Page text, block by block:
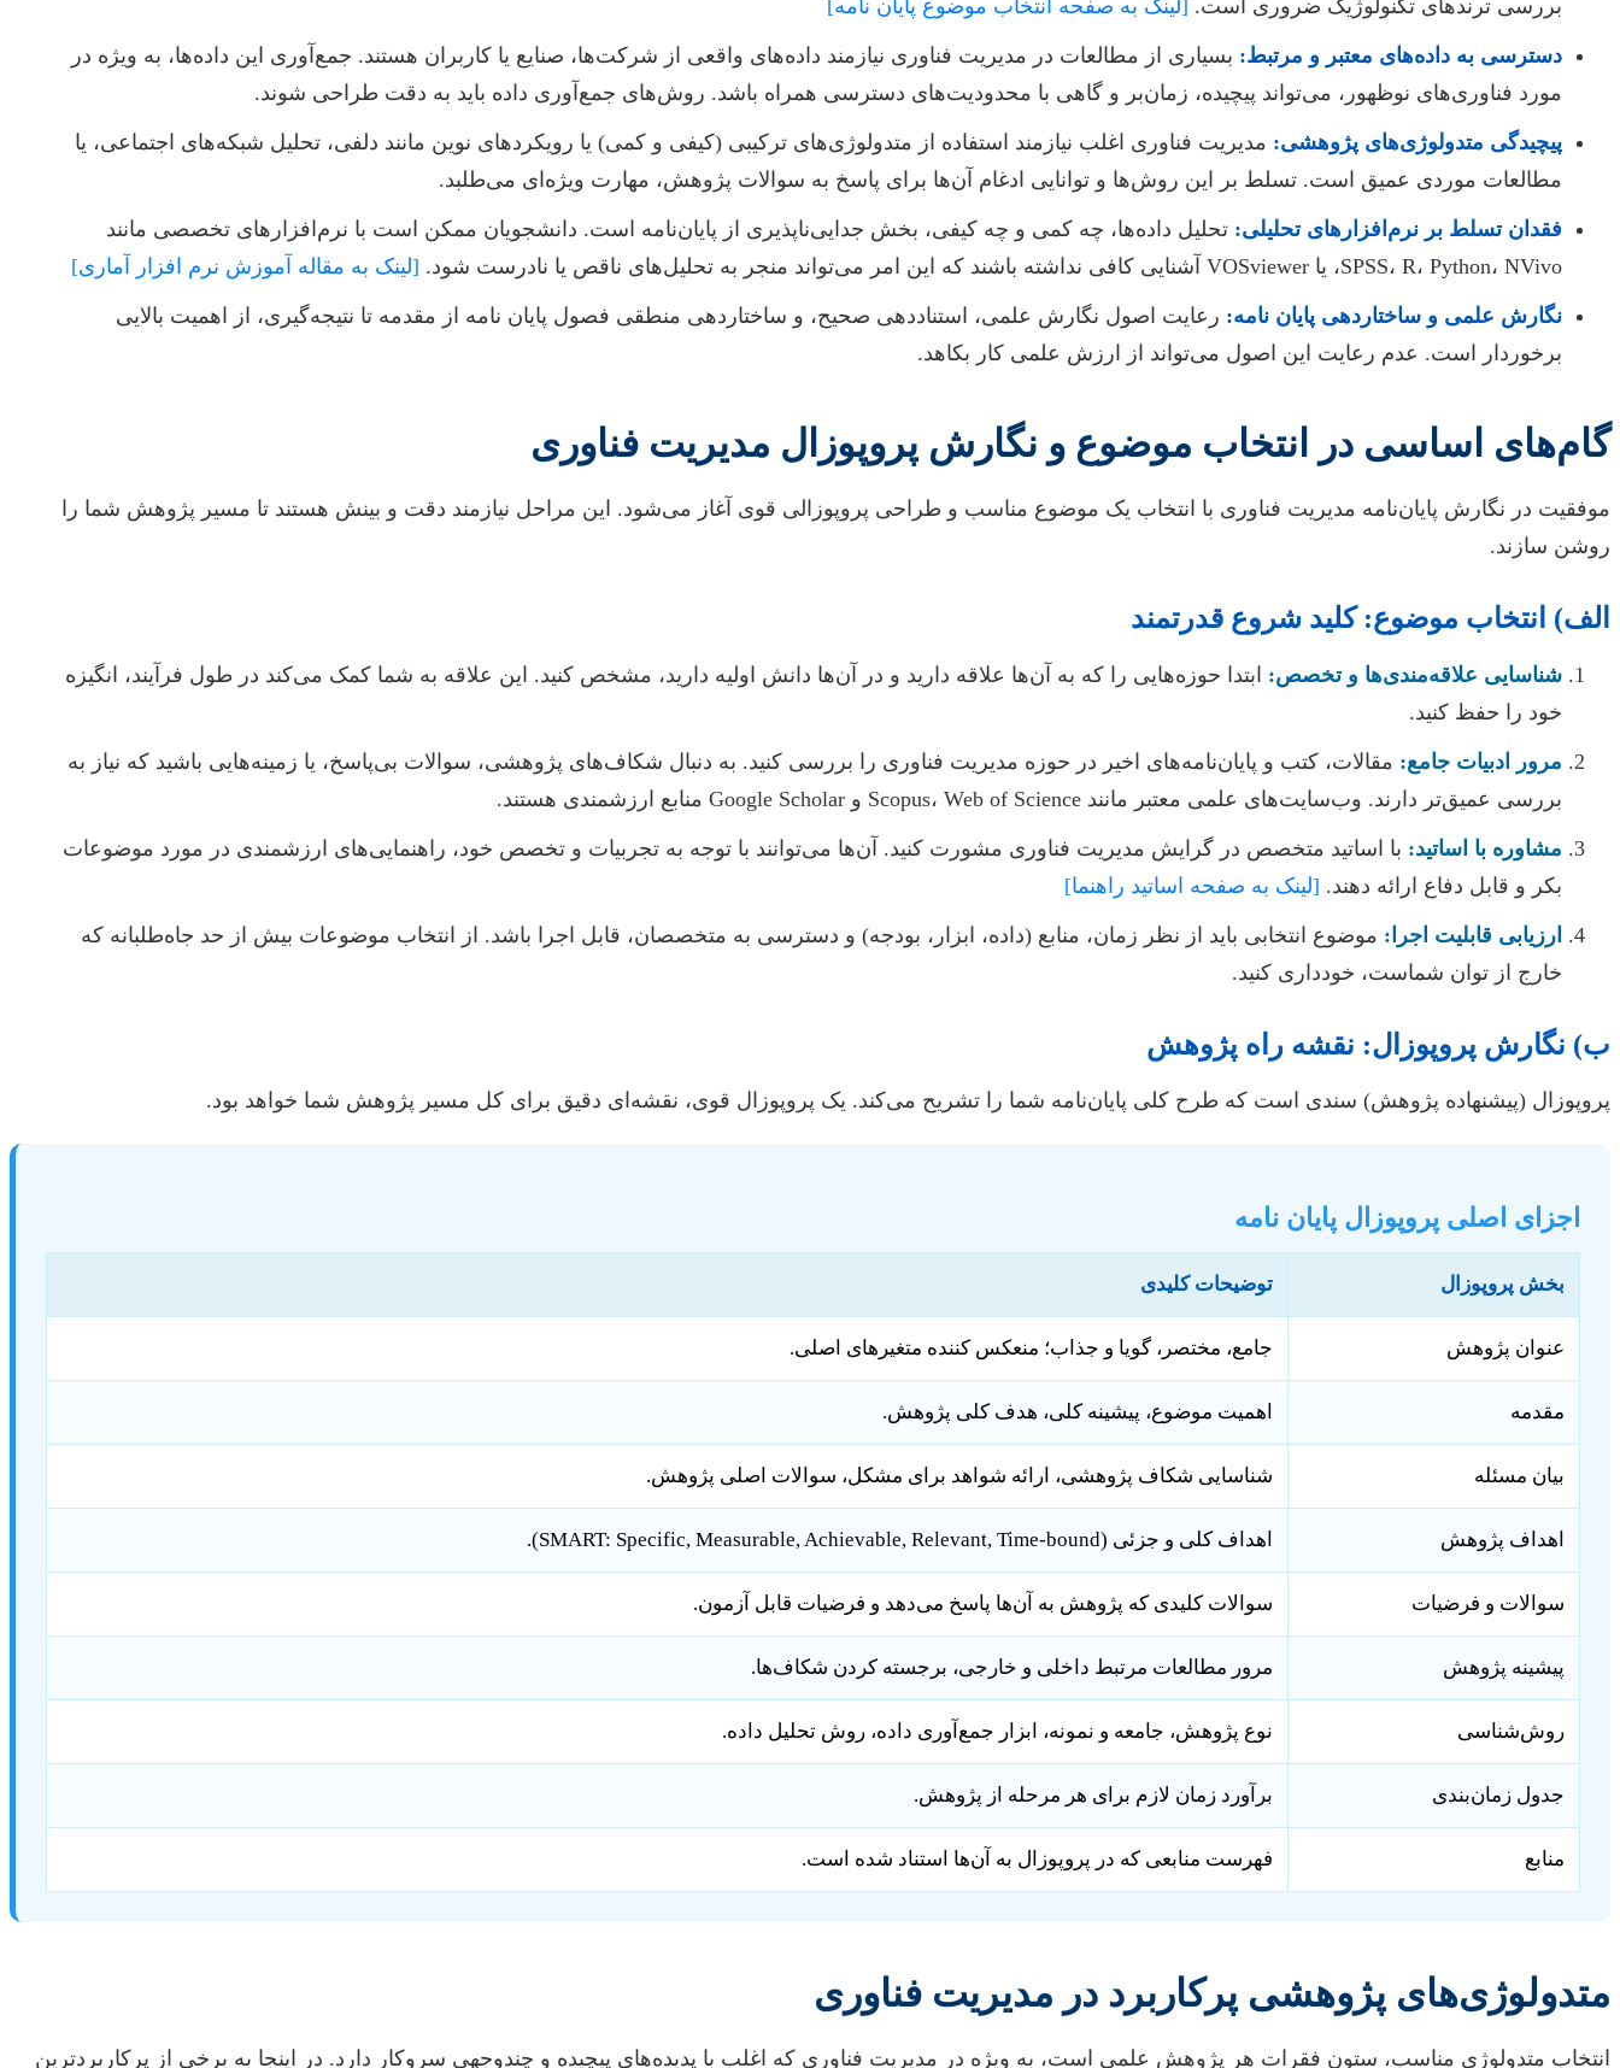
بررسی ترندهای تکنولوژیک ضروری است. [لینک به صفحه انتخاب موضوع پایان نامه]
دسترسی به داده‌های معتبر و مرتبط: بسیاری از مطالعات در مدیریت فناوری نیازمند داده‌های واقعی از شرکت‌ها، صنایع یا کاربران هستند. جمع‌آوری این داده‌ها، به ویژه در
مورد فناوری‌های نوظهور، می‌تواند پیچیده، زمان‌بر و گاهی با محدودیت‌های دسترسی همراه باشد. روش‌های جمع‌آوری داده باید به دقت طراحی شوند.
پیچیدگی متدولوژی‌های پژوهشی: مدیریت فناوری اغلب نیازمند استفاده از متدولوژی‌های ترکیبی (کیفی و کمی) یا رویکردهای نوین مانند دلفی، تحلیل شبکه‌های اجتماعی، یا
مطالعات موردی عمیق است. تسلط بر این روش‌ها و توانایی ادغام آن‌ها برای پاسخ به سوالات پژوهش، مهارت ویژه‌ای می‌طلبد.
فقدان تسلط بر نرم‌افزارهای تحلیلی: تحلیل داده‌ها، چه کمی و چه کیفی، بخش جدایی‌ناپذیری از پایان‌نامه است. دانشجویان ممکن است با نرم‌افزارهای تخصصی مانند
SPSS، R، Python، NVivo، یا VOSviewer آشنایی کافی نداشته باشند که این امر می‌تواند منجر به تحلیل‌های ناقص یا نادرست شود.
[لینک به مقاله آموزش نرم افزار آماری]
نگارش علمی و ساختاردهی پایان نامه: رعایت اصول نگارش علمی، استناددهی صحیح، و ساختاردهی منطقی فصول پایان نامه از مقدمه تا نتیجه‌گیری، از اهمیت بالایی
برخوردار است. عدم رعایت این اصول می‌تواند از ارزش علمی کار بکاهد.
گام‌های اساسی در انتخاب موضوع و نگارش پروپوزال مدیریت فناوری
موفقیت در نگارش پایان‌نامه مدیریت فناوری با انتخاب یک موضوع مناسب و طراحی پروپوزالی قوی آغاز می‌شود. این مراحل نیازمند دقت و بینش هستند تا مسیر پژوهش شما را
روشن سازند.
الف) انتخاب موضوع: کلید شروع قدرتمند
شناسایی علاقه‌مندی‌ها و تخصص: ابتدا حوزه‌هایی را که به آن‌ها علاقه دارید و در آن‌ها دانش اولیه دارید، مشخص کنید. این علاقه به شما کمک می‌کند در طول فرآیند، انگیزه
خود را حفظ کنید.
مرور ادبیات جامع: مقالات، کتب و پایان‌نامه‌های اخیر در حوزه مدیریت فناوری را بررسی کنید. به دنبال شکاف‌های پژوهشی، سوالات بی‌پاسخ، یا زمینه‌هایی باشید که نیاز به
بررسی عمیق‌تر دارند. وب‌سایت‌های علمی معتبر مانند Scopus، Web of Science و Google Scholar منابع ارزشمندی هستند.
مشاوره با اساتید: با اساتید متخصص در گرایش مدیریت فناوری مشورت کنید. آن‌ها می‌توانند با توجه به تجربیات و تخصص خود، راهنمایی‌های ارزشمندی در مورد موضوعات
بکر و قابل دفاع ارائه دهند. [لینک به صفحه اساتید راهنما]
ارزیابی قابلیت اجرا: موضوع انتخابی باید از نظر زمان، منابع (داده، ابزار، بودجه) و دسترسی به متخصصان، قابل اجرا باشد. از انتخاب موضوعات بیش از حد جاه‌طلبانه که
خارج از توان شماست، خودداری کنید.
ب) نگارش پروپوزال: نقشه راه پژوهش
پروپوزال (پیشنهاده پژوهش) سندی است که طرح کلی پایان‌نامه شما را تشریح می‌کند. یک پروپوزال قوی، نقشه‌ای دقیق برای کل مسیر پژوهش شما خواهد بود.
اجزای اصلی پروپوزال پایان نامه
بخش پروپوزال توضیحات کلیدی
عنوان پژوهش جامع، مختصر، گویا و جذاب؛ منعکس کننده متغیرهای اصلی.
مقدمه اهمیت موضوع، پیشینه کلی، هدف کلی پژوهش.
بیان مسئله شناسایی شکاف پژوهشی، ارائه شواهد برای مشکل، سوالات اصلی پژوهش.
اهداف پژوهش اهداف کلی و جزئی (SMART: Specific, Measurable, Achievable, Relevant, Time-bound).
سوالات و فرضیات سوالات کلیدی که پژوهش به آن‌ها پاسخ می‌دهد و فرضیات قابل آزمون.
پیشینه پژوهش مرور مطالعات مرتبط داخلی و خارجی، برجسته کردن شکاف‌ها.
روش‌شناسی نوع پژوهش، جامعه و نمونه، ابزار جمع‌آوری داده، روش تحلیل داده.
جدول زمان‌بندی برآورد زمان لازم برای هر مرحله از پژوهش.
منابع فهرست منابعی که در پروپوزال به آن‌ها استناد شده است.
متدولوژی‌های پژوهشی پرکاربرد در مدیریت فناوری
انتخاب متدولوژی مناسب، ستون فقرات هر پژوهش علمی است، به ویژه در مدیریت فناوری که اغلب با پدیده‌های پیچیده و چندوجهی سروکار دارد. در اینجا به برخی از پرکاربردترین